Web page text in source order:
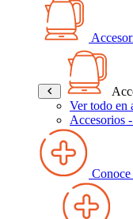
Ver todo en
Accesorios
Conoce